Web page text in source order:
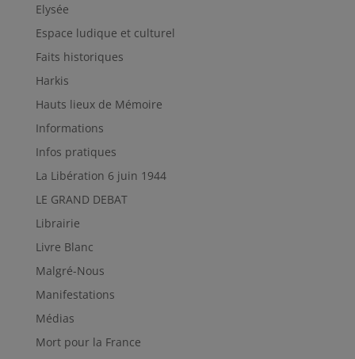
Elysée
Espace ludique et culturel
Faits historiques
Harkis
Hauts lieux de Mémoire
Informations
Infos pratiques
La Libération 6 juin 1944
LE GRAND DEBAT
Librairie
Livre Blanc
Malgré-Nous
Manifestations
Médias
Mort pour la France